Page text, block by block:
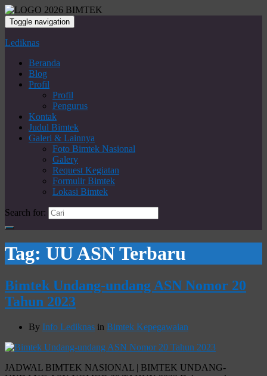
Toggle navigation
Lediknas
Beranda
Blog
Profil
Profil
Pengurus
Kontak
Judul Bimtek
Galeri & Lainnya
Foto Bimtek Nasional
Galery
Request Kegiatan
Formulir Bimtek
Lokasi Bimtek
Search for:
Tag: UU ASN Terbaru
Bimtek Undang-undang ASN Nomor 20
Tahun 2023
By Info Lediknas in Bimtek Kepegawaian
JADWAL BIMTEK NASIONAL | BIMTEK UNDANG-